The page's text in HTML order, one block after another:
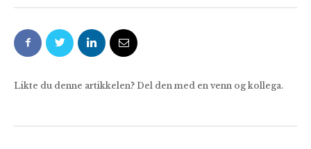
Likte du denne artikkelen? Del den med en venn og kollega.